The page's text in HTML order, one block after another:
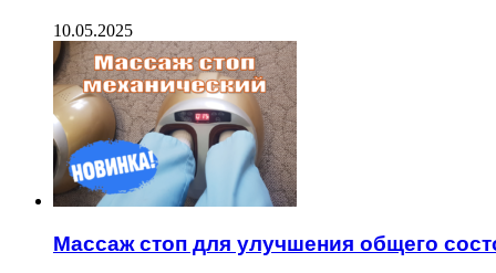
10.05.2025
Массаж стоп для улучшения общего